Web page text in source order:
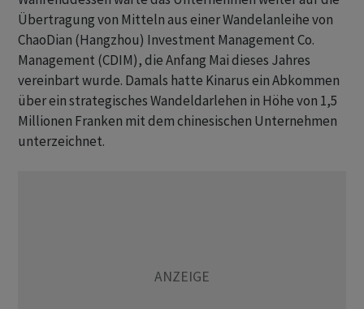
Übertragung von Mitteln aus einer Wandelanleihe von
ChaoDian (Hangzhou) Investment Management Co.
Management (CDIM), die Anfang Mai dieses Jahres
vereinbart wurde. Damals hatte Kinarus ein Abkommen
über ein strategisches Wandeldarlehen in Höhe von 1,5
Millionen Franken mit dem chinesischen Unternehmen
unterzeichnet.